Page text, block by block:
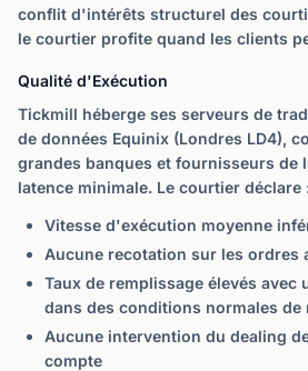
conflit d'intérêts structurel des
le courtier profite quand les clients
Qualité d'Exécution
Tickmill héberge ses serveurs de
de données Equinix (Londres LD4),
grandes banques et fournisseurs de
latence minimale. Le courtier déclare
Vitesse d'exécution moyenne
Aucune recotation sur les ordres
Taux de remplissage élevés avec
dans des conditions normales de
Aucune intervention du dealing
compte